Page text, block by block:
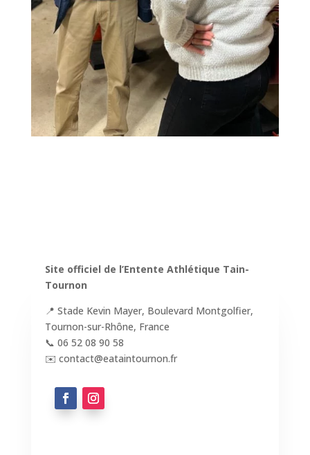
Site officiel de l’Entente Athlétique Tain-
Tournon
📍 Stade Kevin Mayer, Boulevard Montgolfier,
Tournon-sur-Rhône, France
📞 06 52 08 90 58
✉️ contact@eataintournon.fr